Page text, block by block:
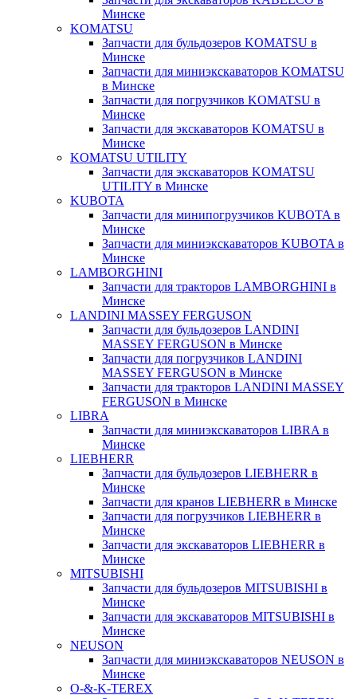
Минске
KOMATSU
Запчасти для бульдозеров KOMATSU в
Минске
Запчасти для миниэкскаваторов KOMATSU
в Минске
Запчасти для погрузчиков KOMATSU в
Минске
Запчасти для экскаваторов KOMATSU в
Минске
KOMATSU UTILITY
Запчасти для экскаваторов KOMATSU
UTILITY в Минске
KUBOTA
Запчасти для минипогрузчиков KUBOTA в
Минске
Запчасти для миниэкскаваторов KUBOTA в
Минске
LAMBORGHINI
Запчасти для тракторов LAMBORGHINI в
Минске
LANDINI MASSEY FERGUSON
Запчасти для бульдозеров LANDINI
MASSEY FERGUSON в Минске
Запчасти для погрузчиков LANDINI
MASSEY FERGUSON в Минске
Запчасти для тракторов LANDINI MASSEY
FERGUSON в Минске
LIBRA
Запчасти для миниэкскаваторов LIBRA в
Минске
LIEBHERR
Запчасти для бульдозеров LIEBHERR в
Минске
Запчасти для кранов LIEBHERR в Минске
Запчасти для погрузчиков LIEBHERR в
Минске
Запчасти для экскаваторов LIEBHERR в
Минске
MITSUBISHI
Запчасти для бульдозеров MITSUBISHI в
Минске
Запчасти для экскаваторов MITSUBISHI в
Минске
NEUSON
Запчасти для миниэкскаваторов NEUSON в
Минске
O-&-K-TEREX